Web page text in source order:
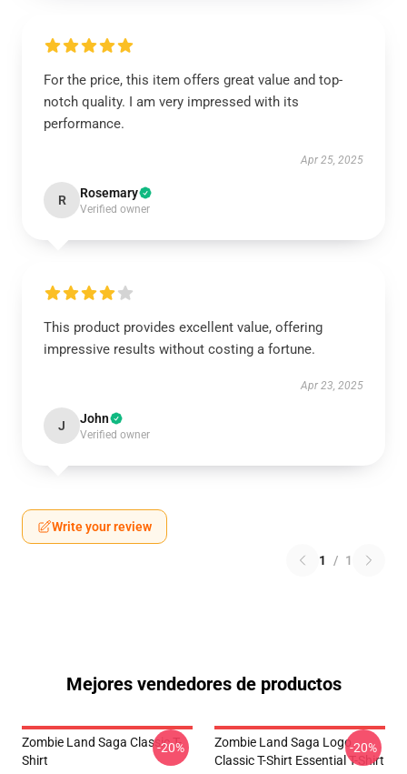
For the price, this item offers great value and top-
notch quality. I am very impressed with its
performance.
Apr 25, 2025
R Rosemary
Verified owner
This product provides excellent value, offering
impressive results without costing a fortune.
Apr 23, 2025
J John
Verified owner
Write your review
1 / 1
Mejores vendedores de productos
Zombie Land Saga Classic T-
Shirt
-20%
Zombie Land Saga Logo
Classic T-Shirt Essential T-Shirt
-20%